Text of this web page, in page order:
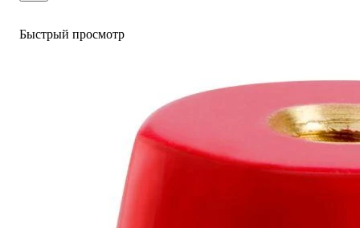
Быстрый просмотр